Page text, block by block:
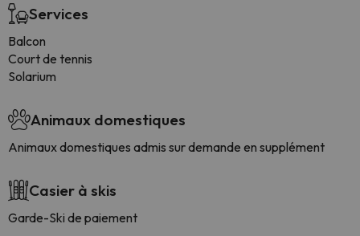
Services
Balcon
Court de tennis
Solarium
Animaux domestiques
Animaux domestiques admis sur demande en supplément
Casier à skis
Garde-Ski de paiement